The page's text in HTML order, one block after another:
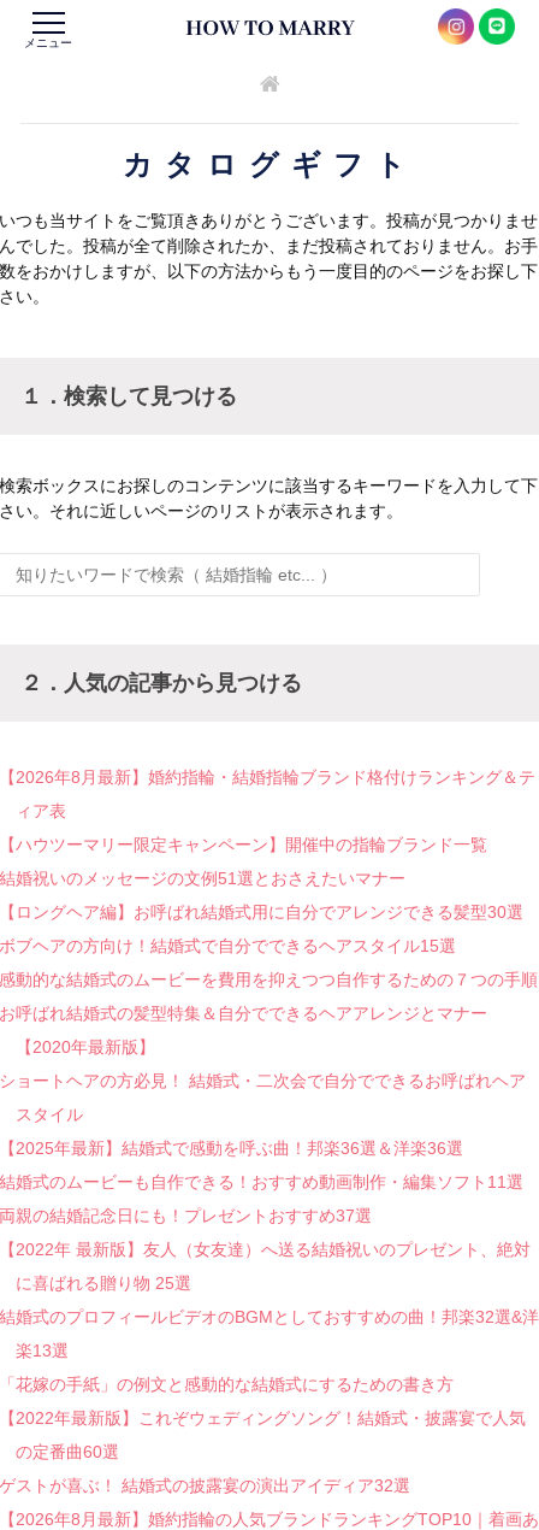
メニュー
カタログギフト
いつも当サイトをご覧頂きありがとうございます。投稿が見つかりませ
んでした。投稿が全て削除されたか、まだ投稿されておりません。お手
数をおかけしますが、以下の方法からもう一度目的のページをお探し下
さい。
１．検索して見つける
検索ボックスにお探しのコンテンツに該当するキーワードを入力して下
さい。それに近しいページのリストが表示されます。
２．人気の記事から見つける
【2026年8月最新】婚約指輪・結婚指輪ブランド格付けランキング＆テ
ィア表
【ハウツーマリー限定キャンペーン】開催中の指輪ブランド一覧
結婚祝いのメッセージの文例51選とおさえたいマナー
【ロングヘア編】お呼ばれ結婚式用に自分でアレンジできる髪型30選
ボブヘアの方向け！結婚式で自分でできるヘアスタイル15選
感動的な結婚式のムービーを費用を抑えつつ自作するための７つの手順
お呼ばれ結婚式の髪型特集＆自分でできるヘアアレンジとマナー
【2020年最新版】
ショートヘアの方必見！ 結婚式・二次会で自分でできるお呼ばれヘア
スタイル
【2025年最新】結婚式で感動を呼ぶ曲！邦楽36選＆洋楽36選
結婚式のムービーも自作できる！おすすめ動画制作・編集ソフト11選
両親の結婚記念日にも！プレゼントおすすめ37選
【2022年 最新版】友人（女友達）へ送る結婚祝いのプレゼント、絶対
に喜ばれる贈り物 25選
結婚式のプロフィールビデオのBGMとしておすすめの曲！邦楽32選&洋
楽13選
「花嫁の手紙」の例文と感動的な結婚式にするための書き方
【2022年最新版】これぞウェディングソング！結婚式・披露宴で人気
の定番曲60選
ゲストが喜ぶ！ 結婚式の披露宴の演出アイディア32選
【2026年8月最新】婚約指輪の人気ブランドランキングTOP10｜着画あ